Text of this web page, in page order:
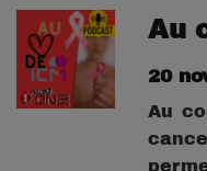
sont
20
Au